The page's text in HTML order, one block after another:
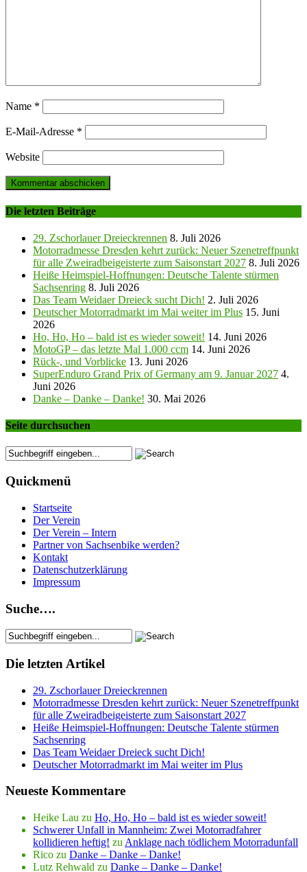
Name *
E-Mail-Adresse *
Website
Die letzten Beiträge
29. Zschorlauer Dreieckrennen 8. Juli 2026
Motorradmesse Dresden kehrt zurück: Neuer Szenetreffpunkt
für alle Zweiradbeigeisterte zum Saisonstart 2027 8. Juli 2026
Heiße Heimspiel-Hoffnungen: Deutsche Talente stürmen
Sachsenring 8. Juli 2026
Das Team Weidaer Dreieck sucht Dich! 2. Juli 2026
Deutscher Motorradmarkt im Mai weiter im Plus 15. Juni
2026
Ho, Ho, Ho – bald ist es wieder soweit! 14. Juni 2026
MotoGP – das letzte Mal 1.000 ccm 14. Juni 2026
Rück-, und Vorblicke 13. Juni 2026
SuperEnduro Grand Prix of Germany am 9. Januar 2027 4.
Juni 2026
Danke – Danke – Danke! 30. Mai 2026
Seite durchsuchen
Quickmenü
Startseite
Der Verein
Der Verein – Intern
Partner von Sachsenbike werden?
Kontakt
Datenschutzerklärung
Impressum
Suche….
Die letzten Artikel
29. Zschorlauer Dreieckrennen
Motorradmesse Dresden kehrt zurück: Neuer Szenetreffpunkt
für alle Zweiradbeigeisterte zum Saisonstart 2027
Heiße Heimspiel-Hoffnungen: Deutsche Talente stürmen
Sachsenring
Das Team Weidaer Dreieck sucht Dich!
Deutscher Motorradmarkt im Mai weiter im Plus
Neueste Kommentare
Heike Lau zu Ho, Ho, Ho – bald ist es wieder soweit!
Schwerer Unfall in Mannheim: Zwei Motorradfahrer
kollidieren heftig! zu Anklage nach tödlichem Motorradunfall
Rico zu Danke – Danke – Danke!
Lutz Rehwald zu Danke – Danke – Danke!